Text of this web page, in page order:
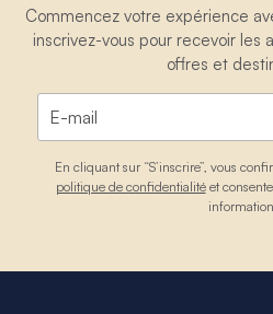
Commencez votre expérience
inscrivez-vous pour recevoir les
offres et
En cliquant sur “S’inscrire”, vous
politique de confidentialitéet